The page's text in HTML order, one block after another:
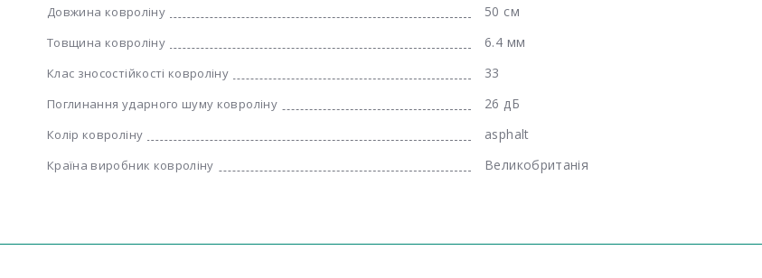
Довжина ковроліну 50 см
Товщина ковроліну 6.4 мм
Клас зносостійкості ковроліну 33
Поглинання ударного шуму ковроліну 26 дБ
Колір ковроліну asphalt
Країна виробник ковроліну Великобританія